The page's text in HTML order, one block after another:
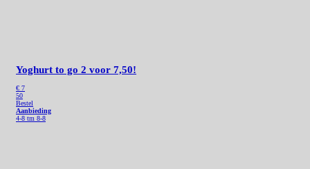
Yoghurt to go 2 voor 7,50!
€ 7
50
Bestel
Aanbieding
4-8 tm 8-8